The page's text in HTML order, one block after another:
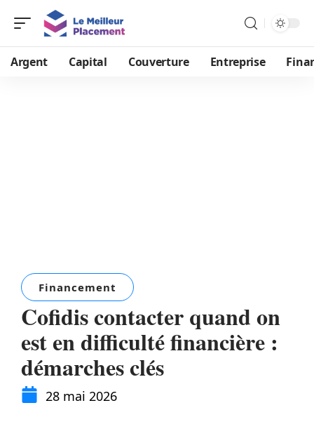
Argent Capital Couverture Entreprise
Financement
Cofidis contacter quand on
est en difficulté financière :
démarches clés
28 mai 2026